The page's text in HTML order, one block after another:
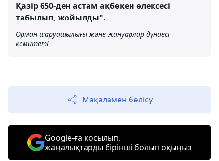
Қазір 650-ден астам ақбөкен өлексесі
табылып, жойылды".
Орман шаруашылығы және жануарлар дүниесі
комитеті
Мақаламен бөлісу
Google-ға қосылып,
жаңалықтарды бірінші болып оқыңыз